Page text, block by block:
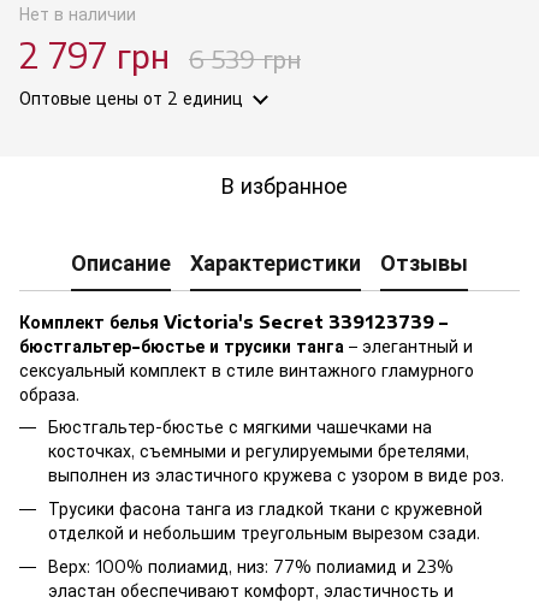
Нет в наличии
2 797 грн 6 539 грн
Оптовые цены от 2 единиц
В избранное
Описание Характеристики Отзывы
Комплект белья Victoria's Secret 339123739 –
бюстгальтер-бюстье и трусики танга – элегантный и
сексуальный комплект в стиле винтажного гламурного
образа.
Бюстгальтер-бюстье с мягкими чашечками на
косточках, съемными и регулируемыми бретелями,
выполнен из эластичного кружева с узором в виде роз.
Трусики фасона танга из гладкой ткани с кружевной
отделкой и небольшим треугольным вырезом сзади.
Верх: 100% полиамид, низ: 77% полиамид и 23%
эластан обеспечивают комфорт, эластичность и